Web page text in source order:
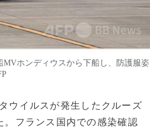
ホンディウスから下船し、防護服姿
ウイルスが発生したクルーズ
フランス国内での感染確認